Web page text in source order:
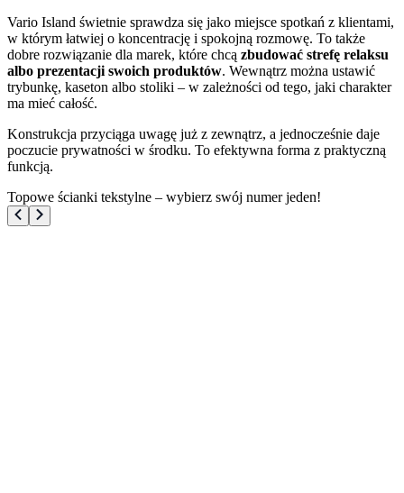
Vario Island świetnie sprawdza się jako miejsce spotkań z klientami,
w którym łatwiej o koncentrację i spokojną rozmowę. To także
dobre rozwiązanie dla marek, które chcą zbudować strefę relaksu
albo prezentacji swoich produktów. Wewnątrz można ustawić
trybunkę, kaseton albo stoliki – w zależności od tego, jaki charakter
ma mieć całość.
Konstrukcja przyciąga uwagę już z zewnątrz, a jednocześnie daje
poczucie prywatności w środku. To efektywna forma z praktyczną
funkcją.
Topowe ścianki tekstylne – wybierz swój numer jeden!